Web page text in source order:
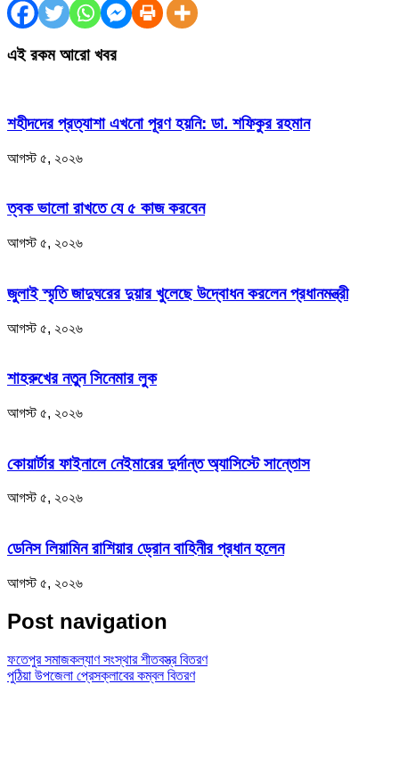
এই রকম আরো খবর
শহীদদের প্রত্যাশা এখনো পূরণ হয়নি: ডা. শফিকুর রহমান
আগস্ট ৫, ২০২৬
ত্বক ভালো রাখতে যে ৫ কাজ করবেন
আগস্ট ৫, ২০২৬
জুলাই স্মৃতি জাদুঘরের দুয়ার খুলেছে উদ্বোধন করলেন প্রধানমন্ত্রী
আগস্ট ৫, ২০২৬
শাহরুখের নতুন সিনেমার লুক
আগস্ট ৫, ২০২৬
কোয়ার্টার ফাইনালে নেইমারের দুর্দান্ত অ্যাসিস্টে সান্তোস
আগস্ট ৫, ২০২৬
ডেনিস লিয়ামিন রাশিয়ার ড্রোন বাহিনীর প্রধান হলেন
আগস্ট ৫, ২০২৬
Post navigation
ফতেপুর সমাজকল্যাণ সংস্থার শীতবস্ত্র বিতরণ
পুঠিয়া উপজেলা প্রেসক্লাবের কম্বল বিতরণ